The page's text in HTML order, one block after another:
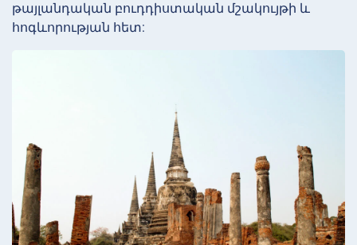
թայլանդական բուդդիստական մշակույթի և
հոգևորության հետ: